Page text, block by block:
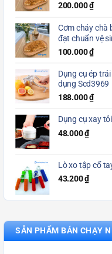
200.000₫
Cơm cháy chà
đạt chuẩn vệ
100.000₫
Dụng cụ ép
dụng Scd3969
188.000₫
Dụng cụ xay
48.000₫
Lò xo tập cổ
43.200₫
SẢN PHẨM BÁN CHẠY